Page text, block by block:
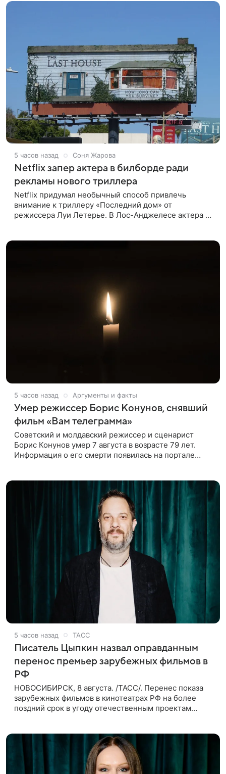
5 часов назад Соня Жарова
Netflix запер актера в билборде ради
рекламы нового триллера
Netflix придумал необычный способ привлечь
внимание к триллеру «Последний дом» от
режиссера Луи Летерье. В Лос-Анджелесе актера на
5 часов назад Аргументы и факты
Умер режиссер Борис Конунов, снявший
фильм «Вам телеграмма»
Советский и молдавский режиссер и сценарист
Борис Конунов умер 7 августа в возрасте 79 лет.
Информация о его смерти появилась на портале
5 часов назад ТАСС
Писатель Цыпкин назвал оправданным
перенос премьер зарубежных фильмов в
РФ
НОВОСИБИРСК, 8 августа. /ТАСС/. Перенес показа
зарубежных фильмов в кинотеатрах РФ на более
поздний срок в угоду отечественным проектам